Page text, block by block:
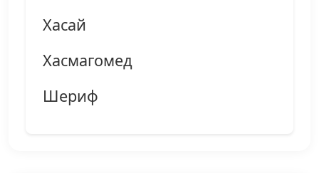
Хасай
Хасмагомед
Шериф